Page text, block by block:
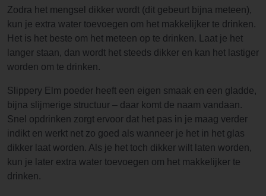
Zodra het mengsel dikker wordt (dit gebeurt bijna meteen),
kun je extra water toevoegen om het makkelijker te drinken.
Het is het beste om het meteen op te drinken. Laat je het
langer staan, dan wordt het steeds dikker en kan het lastiger
worden om te drinken.
Slippery Elm poeder heeft een eigen smaak en een gladde,
bijna slijmerige structuur – daar komt de naam vandaan.
Snel opdrinken zorgt ervoor dat het pas in je maag verder
indikt en werkt net zo goed als wanneer je het in het glas
dikker laat worden. Als je het toch dikker wilt laten worden,
kun je later extra water toevoegen om het makkelijker te
drinken.